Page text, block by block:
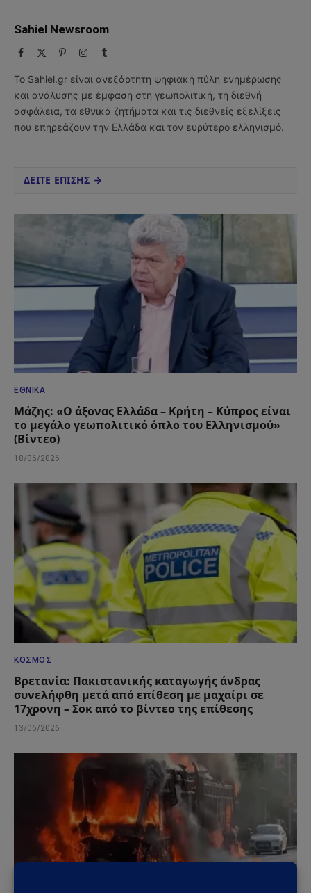
Sahiel Newsroom
Facebook PinterestInstagram
Tumblr
Το Sahiel.gr είναι ανεξάρτητη ψηφιακή πύλη ενημέρωσης
και ανάλυσης με έμφαση στη γεωπολιτική, τη διεθνή
ασφάλεια, τα εθνικά ζητήματα και τις διεθνείς εξελίξεις
που επηρεάζουν την Ελλάδα και τον ευρύτερο ελληνισμό.
ΔΕΙΤΕ ΕΠΙΣΗΣ →
ΕΘΝΙΚΆ
Μάζης: «Ο άξονας Ελλάδα – Κρήτη – Κύπρος είναι
το μεγάλο γεωπολιτικό όπλο του Ελληνισμού»
(Βίντεο)
18/06/2026
ΚΌΣΜΟΣ
Βρετανία: Πακιστανικής καταγωγής άνδρας
συνελήφθη μετά από επίθεση με μαχαίρι σε
17χρονη – Σοκ από το βίντεο της επίθεσης
13/06/2026